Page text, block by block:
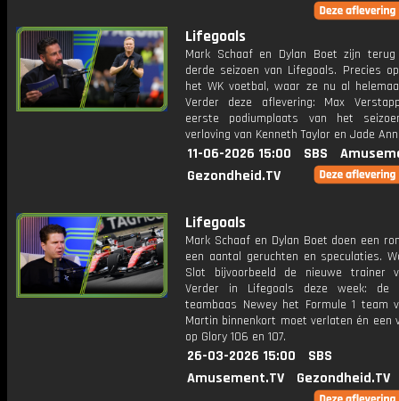
Lifegoals
Mark Schaaf en Dylan Boet zijn
derde seizoen van Lifegoals. Precies
het WK voetbal, waar ze nu al
Verder deze aflevering: Max
eerste podiumplaats van het
verloving van Kenneth Taylor en Jade
11-06-2026 15:00 SBS
Gezondheid.TV
Lifegoals
Mark Schaaf en Dylan Boet doen een
een aantal geruchten en speculaties.
Slot bijvoorbeeld de nieuwe trainer
Verder in Lifegoals deze week: de
teambaas Newey het Formule 1 team
Martin binnenkort moet verlaten én een
op Glory 106 en 107.
26-03-2026 15:00
SBS
Amusement.TV
Gezondheid.TV